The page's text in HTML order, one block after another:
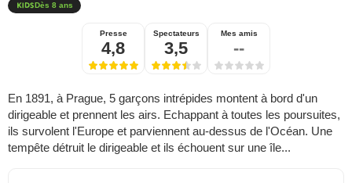
Dès 8 ans
Presse
4,8
Spectateurs
3,5
Mes amis
--
En 1891, à Prague, 5 garçons intrépides montent à bord d'un
dirigeable et prennent les airs. Echappant à toutes les poursuites,
ils survolent l'Europe et parviennent au-dessus de l'Océan. Une
tempête détruit le dirigeable et ils échouent sur une île...